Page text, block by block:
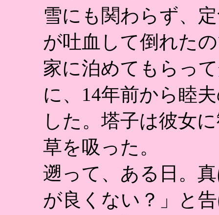
雪にも関わらず、
が吐血して倒れた
家に泊めてもらっ
に、14年前から睦
した。塔子は彼女
草を吸った。
遡って、ある日。
が良くない？」と